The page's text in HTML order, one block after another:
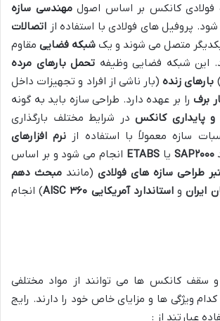
فولادی کانکس بر اساس اصولمهندسی سازه
پروفیل های فولادی با استفاده از اتصالات
متصل می شوند و یک شبکه فضایی مقاوم
این شبکه فضایی وظیفه تحمل بارهای مرده
بارهای زنده(بار ناشی از افراد و تجهیزات داخل
برف را بر عهده دارد. طراحی سازه باید به گونه
و پایداری کانکس در شرایط مختلف بارگذاری
سازه معمولاً با استفاده از نرم افزارهای
SAP۲۰۰۰ یاETABS انجام می شود و بر اساس
طراحی سازه های فولادی (مانند مبحث دهم
ایرانواستاندارد آمریکایی ۳۶۰
) انجام
و سقف کانکس ها می توانند از مواد مختلفی
ویژگی ها و مزایای خاص خود را دارند. رایج
عبارتند از :